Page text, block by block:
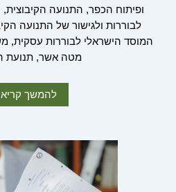
ופיתוח הכפר, התנועה
לבוררות ולגישור של התנועה
המוסד הישראלי לבוררות עסקית,
מטה אשר, תנועת
להמשך